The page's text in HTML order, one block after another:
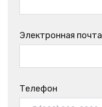
Электронная почта
Телефон